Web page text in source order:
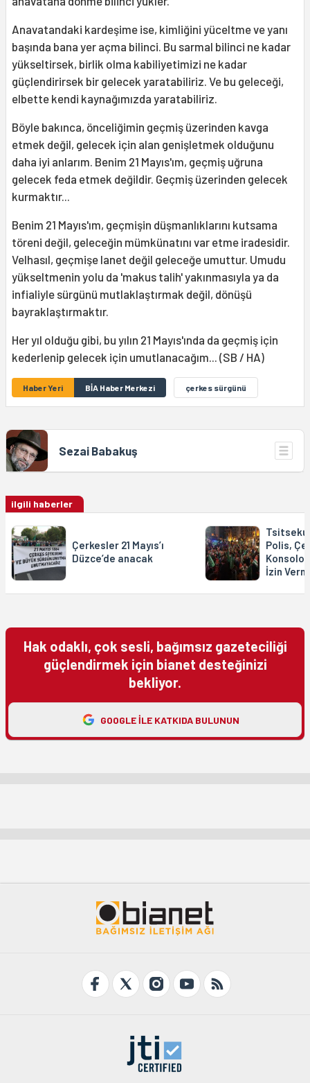
Anavatandaki kardeşime ise, kimliğini yüceltme ve yanı
başında bana yer açma bilinci. Bu sarmal bilinci ne kadar
yükseltirsek, birlik olma kabiliyetimizi ne kadar
güçlendirirsek bir gelecek yaratabiliriz. Ve bu geleceği,
elbette kendi kaynağımızda yaratabiliriz.
Böyle bakınca, önceliğimin geçmiş üzerinden kavga
etmek değil, gelecek için alan genişletmek olduğunu
daha iyi anlarım. Benim 21 Mayıs'ım, geçmiş uğruna
gelecek feda etmek değildir. Geçmiş üzerinden gelecek
kurmaktır...
Benim 21 Mayıs'ım, geçmişin düşmanlıklarını kutsama
töreni değil, geleceğin mümkünatını var etme iradesidir.
Velhasıl, geçmişe lanet değil geleceğe umuttur. Umudu
yükseltmenin yolu da 'makus talih' yakınmasıyla ya da
infialiyle sürgünü mutlaklaştırmak değil, dönüşü
bayraklaştırmaktır.
Her yıl olduğu gibi, bu yılın 21 Mayıs'ında da geçmiş için
kederlenip gelecek için umutlanacağım... (SB / HA)
Haber Yeri BİA Haber Merkezi çerkes sürgünü
Sezai Babakuş
ilgili haberler
Çerkesler 21 Mayıs’ı
Düzce’de anacak
Polis,
İzin
Hak odaklı, çok sesli, bağımsız gazeteciliği
güçlendirmek için bianet desteğinizi
bekliyor.
GOOGLE ILE KATKIDA BULUNUN